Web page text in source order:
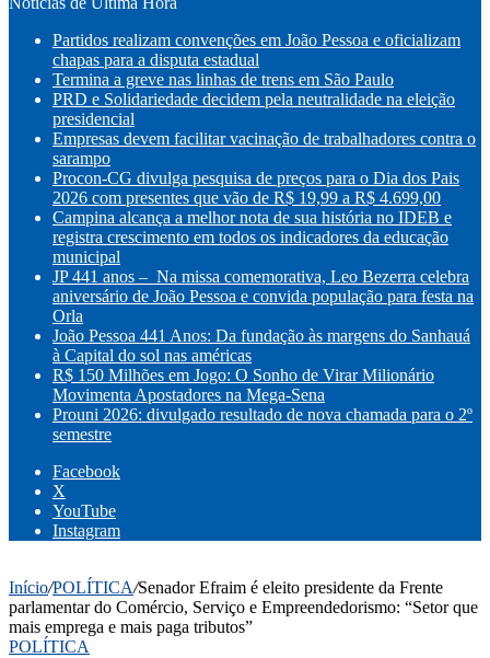
Partidos realizam convenções em João Pessoa e oficializam
chapas para a disputa estadual
Termina a greve nas linhas de trens em São Paulo
PRD e Solidariedade decidem pela neutralidade na eleição
presidencial
Empresas devem facilitar vacinação de trabalhadores contra o
sarampo
Procon-CG divulga pesquisa de preços para o Dia dos Pais
2026 com presentes que vão de R$ 19,99 a R$ 4.699,00
Campina alcança a melhor nota de sua história no IDEB e
registra crescimento em todos os indicadores da educação
municipal
JP 441 anos – Na missa comemorativa, Leo Bezerra celebra
aniversário de João Pessoa e convida população para festa na
Orla
João Pessoa 441 Anos: Da fundação às margens do Sanhauá
à Capital do sol nas américas
R$ 150 Milhões em Jogo: O Sonho de Virar Milionário
Movimenta Apostadores na Mega-Sena
Prouni 2026: divulgado resultado de nova chamada para o 2º
semestre
Facebook
X
YouTube
Instagram
Início/POLÍTICA/Senador Efraim é eleito presidente da Frente
parlamentar do Comércio, Serviço e Empreendedorismo: “Setor que
mais emprega e mais paga tributos”
POLÍTICA